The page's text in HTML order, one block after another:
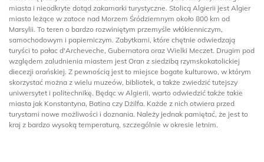
miasta i nieodkryte dotąd zakamarki turystyczne. Stolicą Algierii jest Algier
miasto leżące w zatoce nad Morzem Śródziemnym około 800 km od
Marsylii. To teren o bardzo rozwiniętym przemyśle włókienniczym,
samochodowym i papierniczym. Zabytkami, które chętnie odwiedzają
turyści to pałac d'Archeveche, Gubernatora oraz Wielki Meczet. Drugim pod
względem zaludnienia miastem jest Oran z siedzibą rzymskokatolickiej
diecezji orańskiej. Z pewnością jest to miejsce bogate kulturowo, w którym
skorzystać można z wielu muzeów, bibliotek, a także zwiedzić tutejszy
uniwersytet i politechnikę. Będąc w Algierii, warto odwiedzić także takie
miasta jak Konstantyna, Batina czy Dżilfa. Każde z nich otwiera przed
turystami nowe możliwości i doznania. Należy jednak pamiętać, że jest to
kraj z bardzo wysoką temperaturą, szczególnie w okresie letnim.